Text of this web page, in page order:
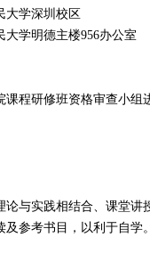
大学深圳校区
学明德主楼956办公室
程研修班资格审查小组
论与实践相结合、课堂
参考书目，以利于自学